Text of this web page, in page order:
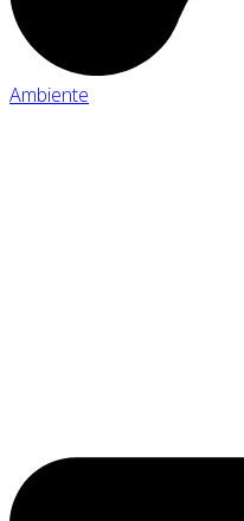
Ambiente